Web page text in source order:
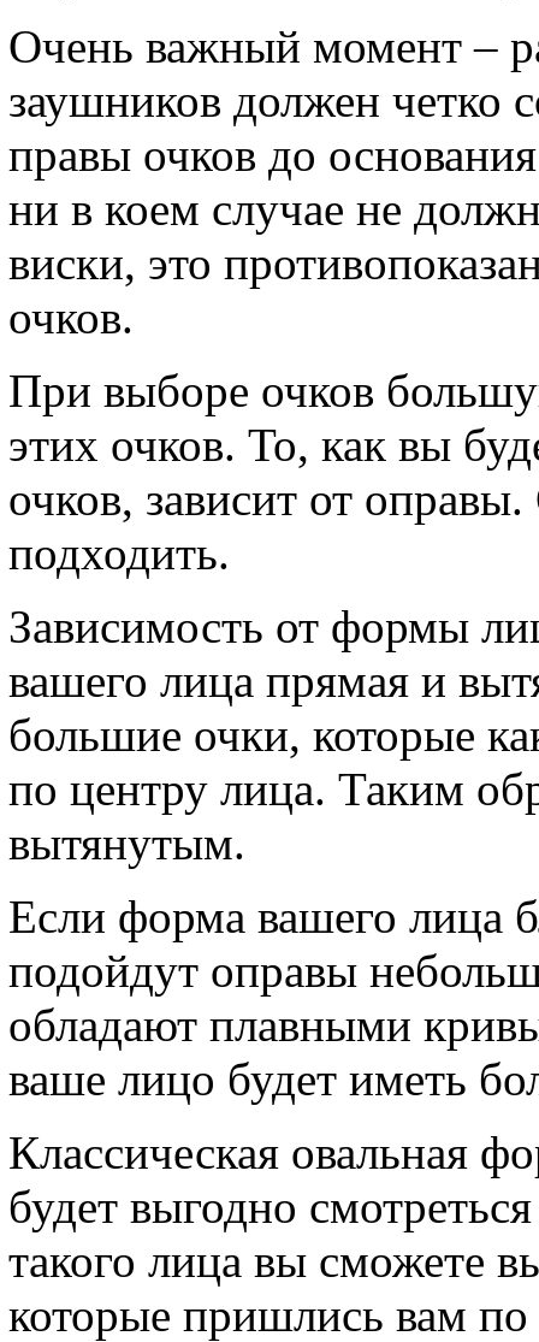
Очень важный момент –
заушников должен четко
правы очков до
ни в коем случае не
виски, это
очков.
При выборе очков
этих очков. То, как вы
очков, зависит от
подходить.
Зависимость от формы
вашего лица прямая и
большие очки, которые
по центру лица. Таким
вытянутым.
Если форма вашего лица
подойдут оправы
обладают плавными
ваше лицо будет иметь
Классическая овальная
будет выгодно
такого лица вы сможете
которые пришлись вам